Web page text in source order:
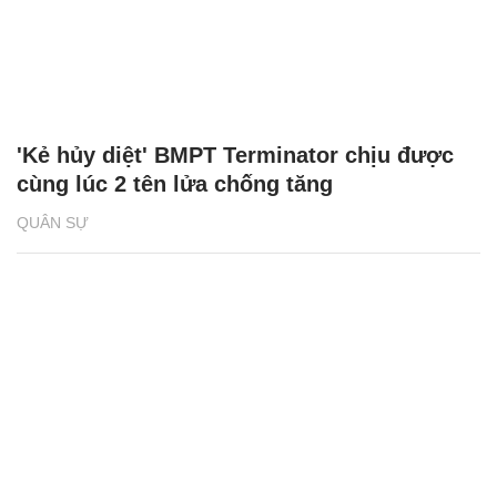
QUÂN SỰ
'Kẻ hủy diệt' BMPT Terminator chịu được
cùng lúc 2 tên lửa chống tăng